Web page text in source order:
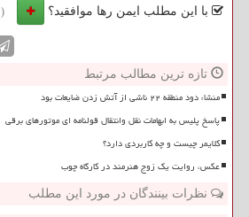
با این مطلب ایمن رها موافقید؟ (1)
تازه ترین مطالب مرتبط
منشاء دود منطقه ۲۲ ناشی از آتش زدن ضایعات بود
پاسخ پلیس به ابهامات نقل وانتقال قولنامه ای موتورهای برقی
کلایمر چیست و چه کاربردی دارد؟
عکس، روایت یک زوج هنرمند در کارگاه چوب
نظرات بینندگان در مورد این مطلب